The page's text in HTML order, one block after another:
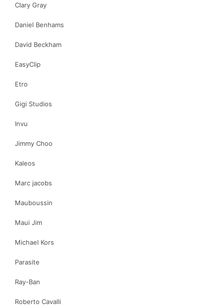
Clary Gray
Daniel Benhams
David Beckham
EasyClip
Etro
Gigi Studios
Invu
Jimmy Choo
Kaleos
Marc jacobs
Mauboussin
Maui Jim
Michael Kors
Parasite
Ray-Ban
Roberto Cavalli